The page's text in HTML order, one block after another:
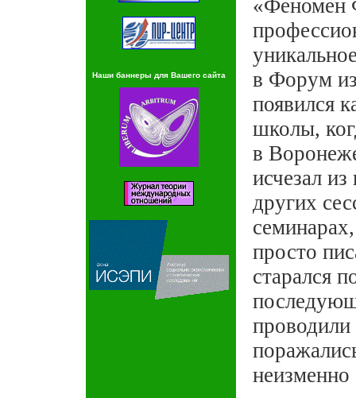
Наши баннеры для Вашего сайта
«Феномен
в Форум
появился
школы,
в
исчезал
других
просто
старался
неизменно